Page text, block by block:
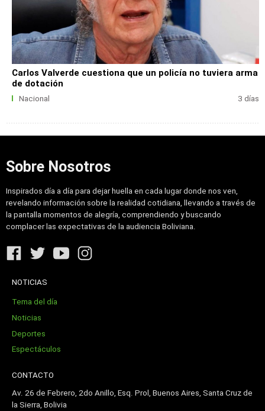
Carlos Valverde cuestiona que un policía no tuviera arma
de dotación
Nacional 3 días
Sobre Nosotros
Inspirados día a día para dejar huella en cada lugar donde nos ven,
revelando información sobre la realidad cotidiana, llevando a través de
la pantalla momentos de alegría, comprendiendo y buscando
complacer las expectativas de la audiencia Boliviana.
NOTICIAS
Tema del día
Noticias
Deportes
Espectáculos
CONTACTO
Av. 26 de Febrero, 2do Anillo, Esq. Prol, Buenos Aires, Santa Cruz de
la Sierra, Bolivia